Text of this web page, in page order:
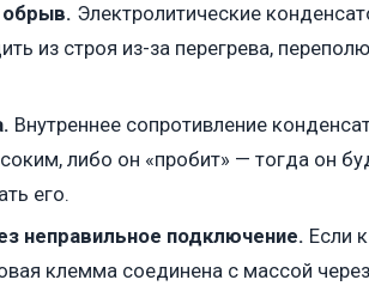
обрыв. Электролитические
из строя из-за перегрева,
Внутреннее сопротивление
либо он «пробит» — тогда он
его.
неправильное подключение. Если
клемма соединена с массой